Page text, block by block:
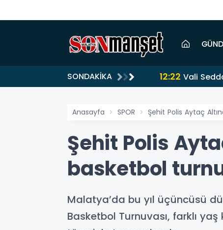
SONDAKİKA 12:22 Vali
Anasayfa SPOR Şehit Polis Aytaç
Şehit Polis
basketbol
Malatya’da bu yıl üçüncüsü
Basketbol Turnuvası, farklı